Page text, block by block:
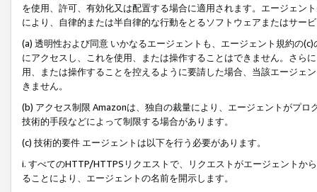
を使用、許可、有効化又は配置する場合に適用されます。エージェン
により、自律的または半自律的な行動をとるソフトウェアまたはサー
(a) 透明性および同意 いかなるエージェントも、エージェント規約の
にアクセスし、これを使用、または操作することはできません。さら
用、または操作することを控えるように要請した場合、当該エージェ
きません。
(b) アクセス制限 Amazonは、独自の裁量により、エージェントがプ
技術的手段などによって制限する場合があります。
(c) 技術的要件 エージェントは以下を行う必要があります。
i. すべてのHTTP/HTTPSリクエストで、リクエストがエージェントか
ることにより、エージェントの名前を開示します。